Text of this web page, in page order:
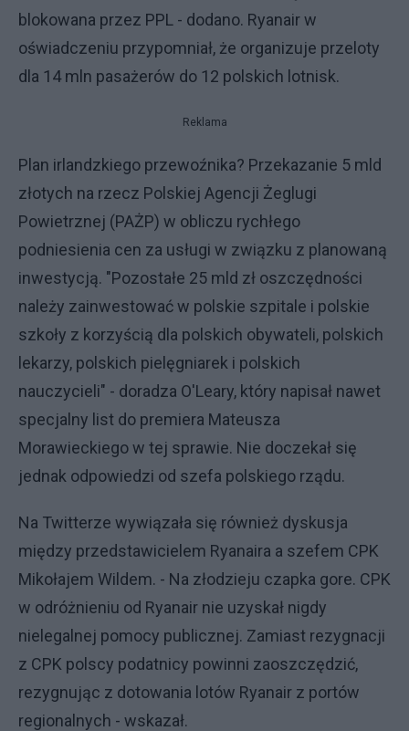
blokowana przez PPL - dodano. Ryanair w
oświadczeniu przypomniał, że organizuje przeloty
dla 14 mln pasażerów do 12 polskich lotnisk.
Reklama
Plan irlandzkiego przewoźnika? Przekazanie 5 mld
złotych na rzecz Polskiej Agencji Żeglugi
Powietrznej (PAŻP) w obliczu rychłego
podniesienia cen za usługi w związku z planowaną
inwestycją. "Pozostałe 25 mld zł oszczędności
należy zainwestować w polskie szpitale i polskie
szkoły z korzyścią dla polskich obywateli, polskich
lekarzy, polskich pielęgniarek i polskich
nauczycieli" - doradza O'Leary, który napisał nawet
specjalny list do premiera Mateusza
Morawieckiego w tej sprawie. Nie doczekał się
jednak odpowiedzi od szefa polskiego rządu.
Na Twitterze wywiązała się również dyskusja
między przedstawicielem Ryanaira a szefem CPK
Mikołajem Wildem. - Na złodzieju czapka gore. CPK
w odróżnieniu od Ryanair nie uzyskał nigdy
nielegalnej pomocy publicznej. Zamiast rezygnacji
z CPK polscy podatnicy powinni zaoszczędzić,
rezygnując z dotowania lotów Ryanair z portów
regionalnych - wskazał.